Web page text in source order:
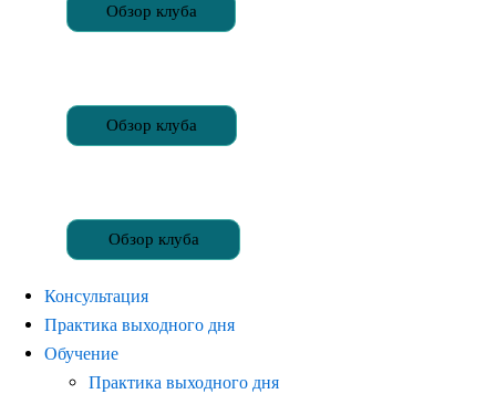
Обзор клуба
Обзор клуба
Обзор клуба
Консультация
Практика выходного дня
Обучение
Практика выходного дня